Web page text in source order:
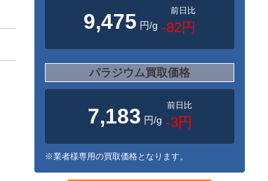
9,475 円/g
前日比
-82円
パラジウム買取価格
7,183 円/g
前日比
-3円
※業者様専用の買取価格となります。